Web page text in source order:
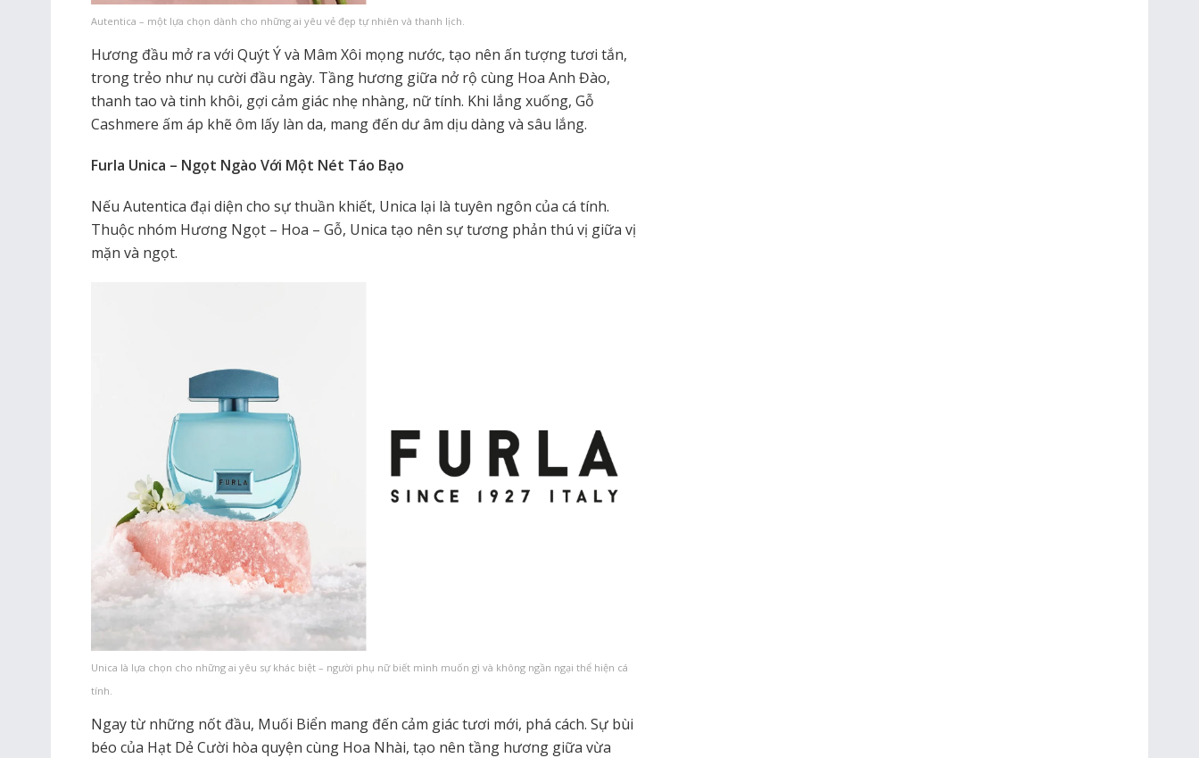
Autentica – một lựa chọn dành cho những ai yêu vẻ đẹp tự nhiên và thanh lịch.
Hương đầu mở ra với Quýt Ý và Mâm Xôi mọng nước, tạo nên ấn tượng tươi tắn,
trong trẻo như nụ cười đầu ngày. Tầng hương giữa nở rộ cùng Hoa Anh Đào,
thanh tao và tinh khôi, gợi cảm giác nhẹ nhàng, nữ tính. Khi lắng xuống, Gỗ
Cashmere ấm áp khẽ ôm lấy làn da, mang đến dư âm dịu dàng và sâu lắng.
Furla Unica – Ngọt Ngào Với Một Nét Táo Bạo
Nếu Autentica đại diện cho sự thuần khiết, Unica lại là tuyên ngôn của cá tính.
Thuộc nhóm Hương Ngọt – Hoa – Gỗ, Unica tạo nên sự tương phản thú vị giữa vị
mặn và ngọt.
Unica là lựa chọn cho những ai yêu sự khác biệt – người phụ nữ biết mình muốn gì và không ngần ngại thể hiện cá
tính.
Ngay từ những nốt đầu, Muối Biển mang đến cảm giác tươi mới, phá cách. Sự bùi
béo của Hạt Dẻ Cười hòa quyện cùng Hoa Nhài, tạo nên tầng hương giữa vừa